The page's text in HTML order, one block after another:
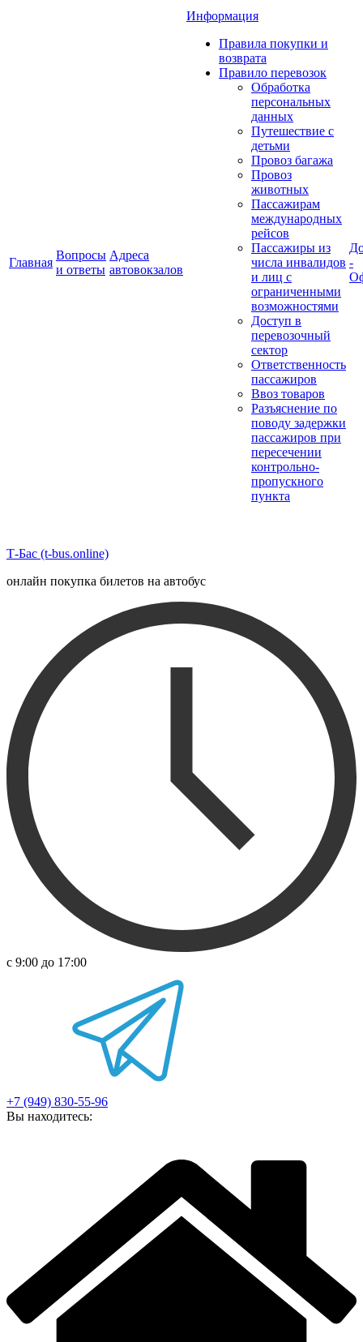
Главная
Вопросы
и ответы
Адреса
автовокзалов
Информация
Правила покупки и
возврата
Правило перевозок
Обработка
персональных
данных
Путешествие с
детьми
Провоз багажа
Провоз
животных
Пассажирам
международных
рейсов
Пассажиры из
числа инвалидов
и лиц с
ограниченными
возможностями
Доступ в
перевозочный
сектор
Ответственность
пассажиров
Ввоз товаров
Разъяснение по
поводу задержки
пассажиров при
пересечении
контрольно-
пропускного
пункта
-
Т-Бас (t-bus.online)
онлайн покупка билетов на автобус
с 9:00 до 17:00
+7 (949) 830-55-96
Вы находитесь: